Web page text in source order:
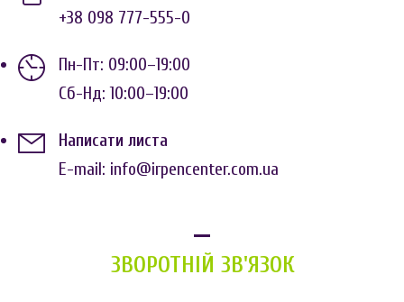
+38 098 777-555-0
Пн-Пт: 09:00–19:00
Сб-Нд: 10:00–19:00
Написати листа
E-mail: info@irpencenter.com.ua
ЗВОРОТНІЙ ЗВ'ЯЗОК